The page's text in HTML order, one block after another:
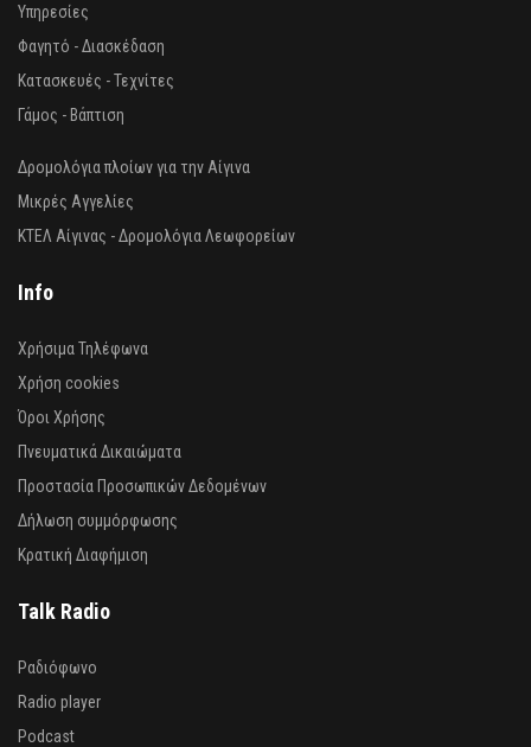
Υπηρεσίες
Φαγητό - Διασκέδαση
Κατασκευές - Τεχνίτες
Γάμος - Βάπτιση
Δρομολόγια πλοίων για την Αίγινα
Μικρές Αγγελίες
ΚΤΕΛ Αίγινας - Δρομολόγια Λεωφορείων
Info
Χρήσιμα Τηλέφωνα
Χρήση cookies
Όροι Χρήσης
Πνευματικά Δικαιώματα
Προστασία Προσωπικών Δεδομένων
Δήλωση συμμόρφωσης
Κρατική Διαφήμιση
Talk Radio
Ραδιόφωνο
Radio player
Podcast